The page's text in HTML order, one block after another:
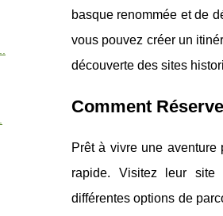
basque renommée et de
vous pouvez créer un
découverte des sites
Comment
Prêt à vivre une
rapide. Visitez leur site
différentes options de